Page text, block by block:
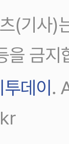
(기사)
을 금지
투데이.